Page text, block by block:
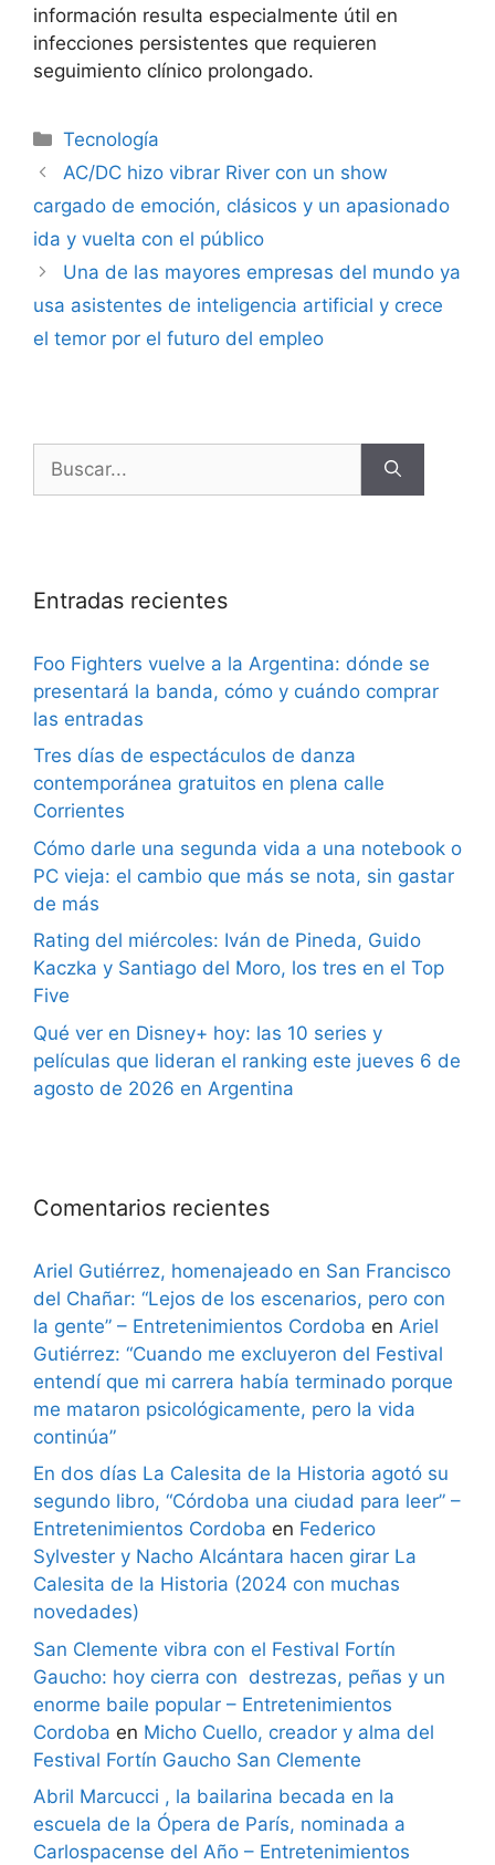
información resulta especialmente útil en
infecciones persistentes que requieren
seguimiento clínico prolongado.
Tecnología
AC/DC hizo vibrar River con un show
cargado de emoción, clásicos y un apasionado
ida y vuelta con el público
Una de las mayores empresas del mundo ya
usa asistentes de inteligencia artificial y crece
el temor por el futuro del empleo
Entradas recientes
Foo Fighters vuelve a la Argentina: dónde se
presentará la banda, cómo y cuándo comprar
las entradas
Tres días de espectáculos de danza
contemporánea gratuitos en plena calle
Corrientes
Cómo darle una segunda vida a una notebook o
PC vieja: el cambio que más se nota, sin gastar
de más
Rating del miércoles: Iván de Pineda, Guido
Kaczka y Santiago del Moro, los tres en el Top
Five
Qué ver en Disney+ hoy: las 10 series y
películas que lideran el ranking este jueves 6 de
agosto de 2026 en Argentina
Comentarios recientes
Ariel Gutiérrez, homenajeado en San Francisco
del Chañar: “Lejos de los escenarios, pero con
la gente” – Entretenimientos Cordoba en Ariel
Gutiérrez: “Cuando me excluyeron del Festival
entendí que mi carrera había terminado porque
me mataron psicológicamente, pero la vida
continúa”
En dos días La Calesita de la Historia agotó su
segundo libro, “Córdoba una ciudad para leer” –
Entretenimientos Cordoba en Federico
Sylvester y Nacho Alcántara hacen girar La
Calesita de la Historia (2024 con muchas
novedades)
San Clemente vibra con el Festival Fortín
Gaucho: hoy cierra con destrezas, peñas y un
enorme baile popular – Entretenimientos
Cordoba en Micho Cuello, creador y alma del
Festival Fortín Gaucho San Clemente
Abril Marcucci , la bailarina becada en la
escuela de la Ópera de París, nominada a
Carlospacense del Año – Entretenimientos